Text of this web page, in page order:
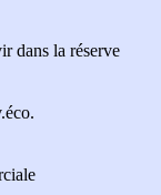
dans la réserve